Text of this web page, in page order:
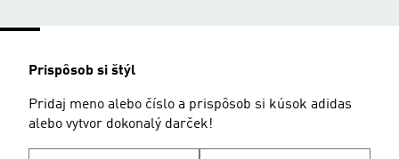
Prispôsob si štýl
Pridaj meno alebo číslo a prispôsob si kúsok adidas
alebo vytvor dokonalý darček!